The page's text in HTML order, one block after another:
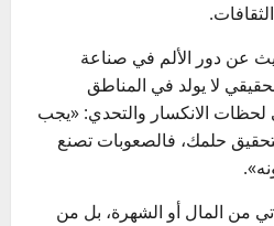
عن دور الألم في صناعة
لا يولد في المناطق
لحظات الانكسار والتحدي: «يجب
حلمك، فالصعوبات تصنع
من المال أو الشهرة، بل من